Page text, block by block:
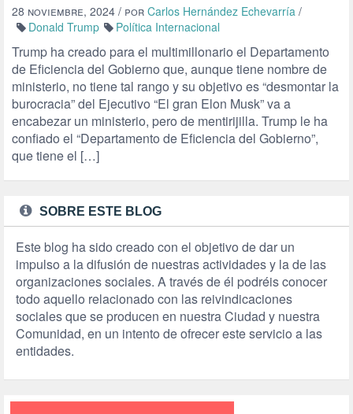
28 noviembre, 2024 / por Carlos Hernández Echevarría /
Donald Trump
Política Internacional
Trump ha creado para el multimillonario el Departamento
de Eficiencia del Gobierno que, aunque tiene nombre de
ministerio, no tiene tal rango y su objetivo es “desmontar la
burocracia” del Ejecutivo “El gran Elon Musk” va a
encabezar un ministerio, pero de mentirijilla. Trump le ha
confiado el “Departamento de Eficiencia del Gobierno”,
que tiene el […]
SOBRE ESTE BLOG
Este blog ha sido creado con el objetivo de dar un
impulso a la difusión de nuestras actividades y la de las
organizaciones sociales. A través de él podréis conocer
todo aquello relacionado con las reivindicaciones
sociales que se producen en nuestra Ciudad y nuestra
Comunidad, en un intento de ofrecer este servicio a las
entidades.